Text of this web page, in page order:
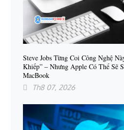
Steve Jobs Từng Coi Công Nghệ
Khiếp” – Nhưng Apple Có Thể Sẽ
MacBook
Th8 07, 2026